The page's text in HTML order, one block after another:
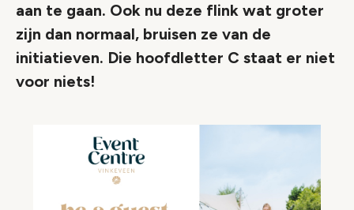
aan te gaan. Ook nu deze flink wat groter
zijn dan normaal, bruisen ze van de
initiatieven. Die hoofdletter C staat er niet
voor niets!